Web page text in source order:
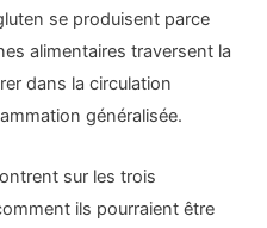
se produisent parce
alimentaires traversent la
dans la circulation
généralisée.
sur les trois
ils pourraient être